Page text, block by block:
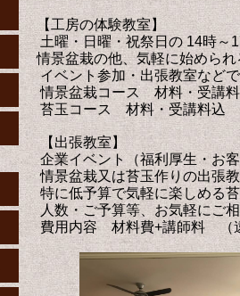
【工房の体験教室】
土曜・日曜・祝祭日の 14時～
情景盆栽の他、気軽に始めら
イベント参加・出張教室など
情景盆栽コース 材料・受講
苔玉コース 材料・受講料込
【出張教室】
企業イベント（福利厚生・お
情景盆栽又は苔玉作りの出張
特に低予算で気軽に楽しめる
人数・ご予算等、お気軽にご
費用内容 材料費+講師料 （